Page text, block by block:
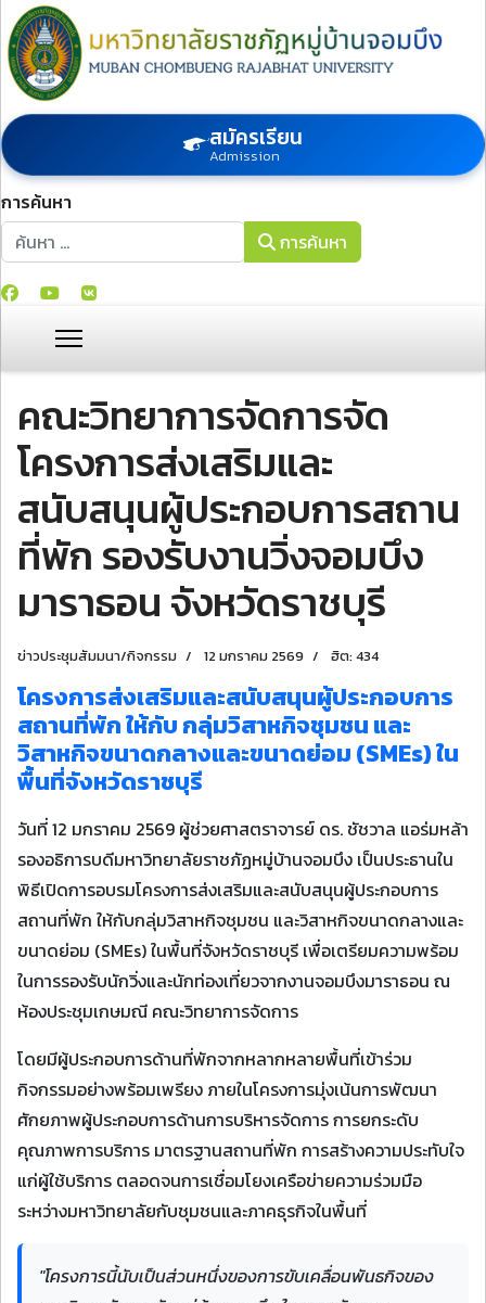
สมัครเรียน
Admission
การค้นหา
การค้นหา
การค้นหา
คณะวิทยาการจัดการจัด
โครงการส่งเสริมและ
สนับสนุนผู้ประกอบการสถาน
ที่พัก รองรับงานวิ่งจอมบึง
มาราธอน จังหวัดราชบุรี
ข่าวประชุมสัมมนา/กิจกรรม 12 มกราคม 2569 ฮิต: 434
โครงการส่งเสริมและสนับสนุนผู้ประกอบการ
สถานที่พัก ให้กับ กลุ่มวิสาหกิจชุมชน และ
วิสาหกิจขนาดกลางและขนาดย่อม (SMEs) ใน
พื้นที่จังหวัดราชบุรี
วันที่ 12 มกราคม 2569 ผู้ช่วยศาสตราจารย์ ดร. ชัชวาล แอร่มหล้า
รองอธิการบดีมหาวิทยาลัยราชภัฏหมู่บ้านจอมบึง เป็นประธานใน
พิธีเปิดการอบรมโครงการส่งเสริมและสนับสนุนผู้ประกอบการ
สถานที่พัก ให้กับกลุ่มวิสาหกิจชุมชน และวิสาหกิจขนาดกลางและ
ขนาดย่อม (SMEs) ในพื้นที่จังหวัดราชบุรี เพื่อเตรียมความพร้อม
ในการรองรับนักวิ่งและนักท่องเที่ยวจากงานจอมบึงมาราธอน ณ
ห้องประชุมเกษมณี คณะวิทยาการจัดการ
โดยมีผู้ประกอบการด้านที่พักจากหลากหลายพื้นที่เข้าร่วม
กิจกรรมอย่างพร้อมเพรียง ภายในโครงการมุ่งเน้นการพัฒนา
ศักยภาพผู้ประกอบการด้านการบริหารจัดการ การยกระดับ
คุณภาพการบริการ มาตรฐานสถานที่พัก การสร้างความประทับใจ
แก่ผู้ใช้บริการ ตลอดจนการเชื่อมโยงเครือข่ายความร่วมมือ
ระหว่างมหาวิทยาลัยกับชุมชนและภาคธุรกิจในพื้นที่
"โครงการนี้นับเป็นส่วนหนึ่งของการขับเคลื่อนพันธกิจของ